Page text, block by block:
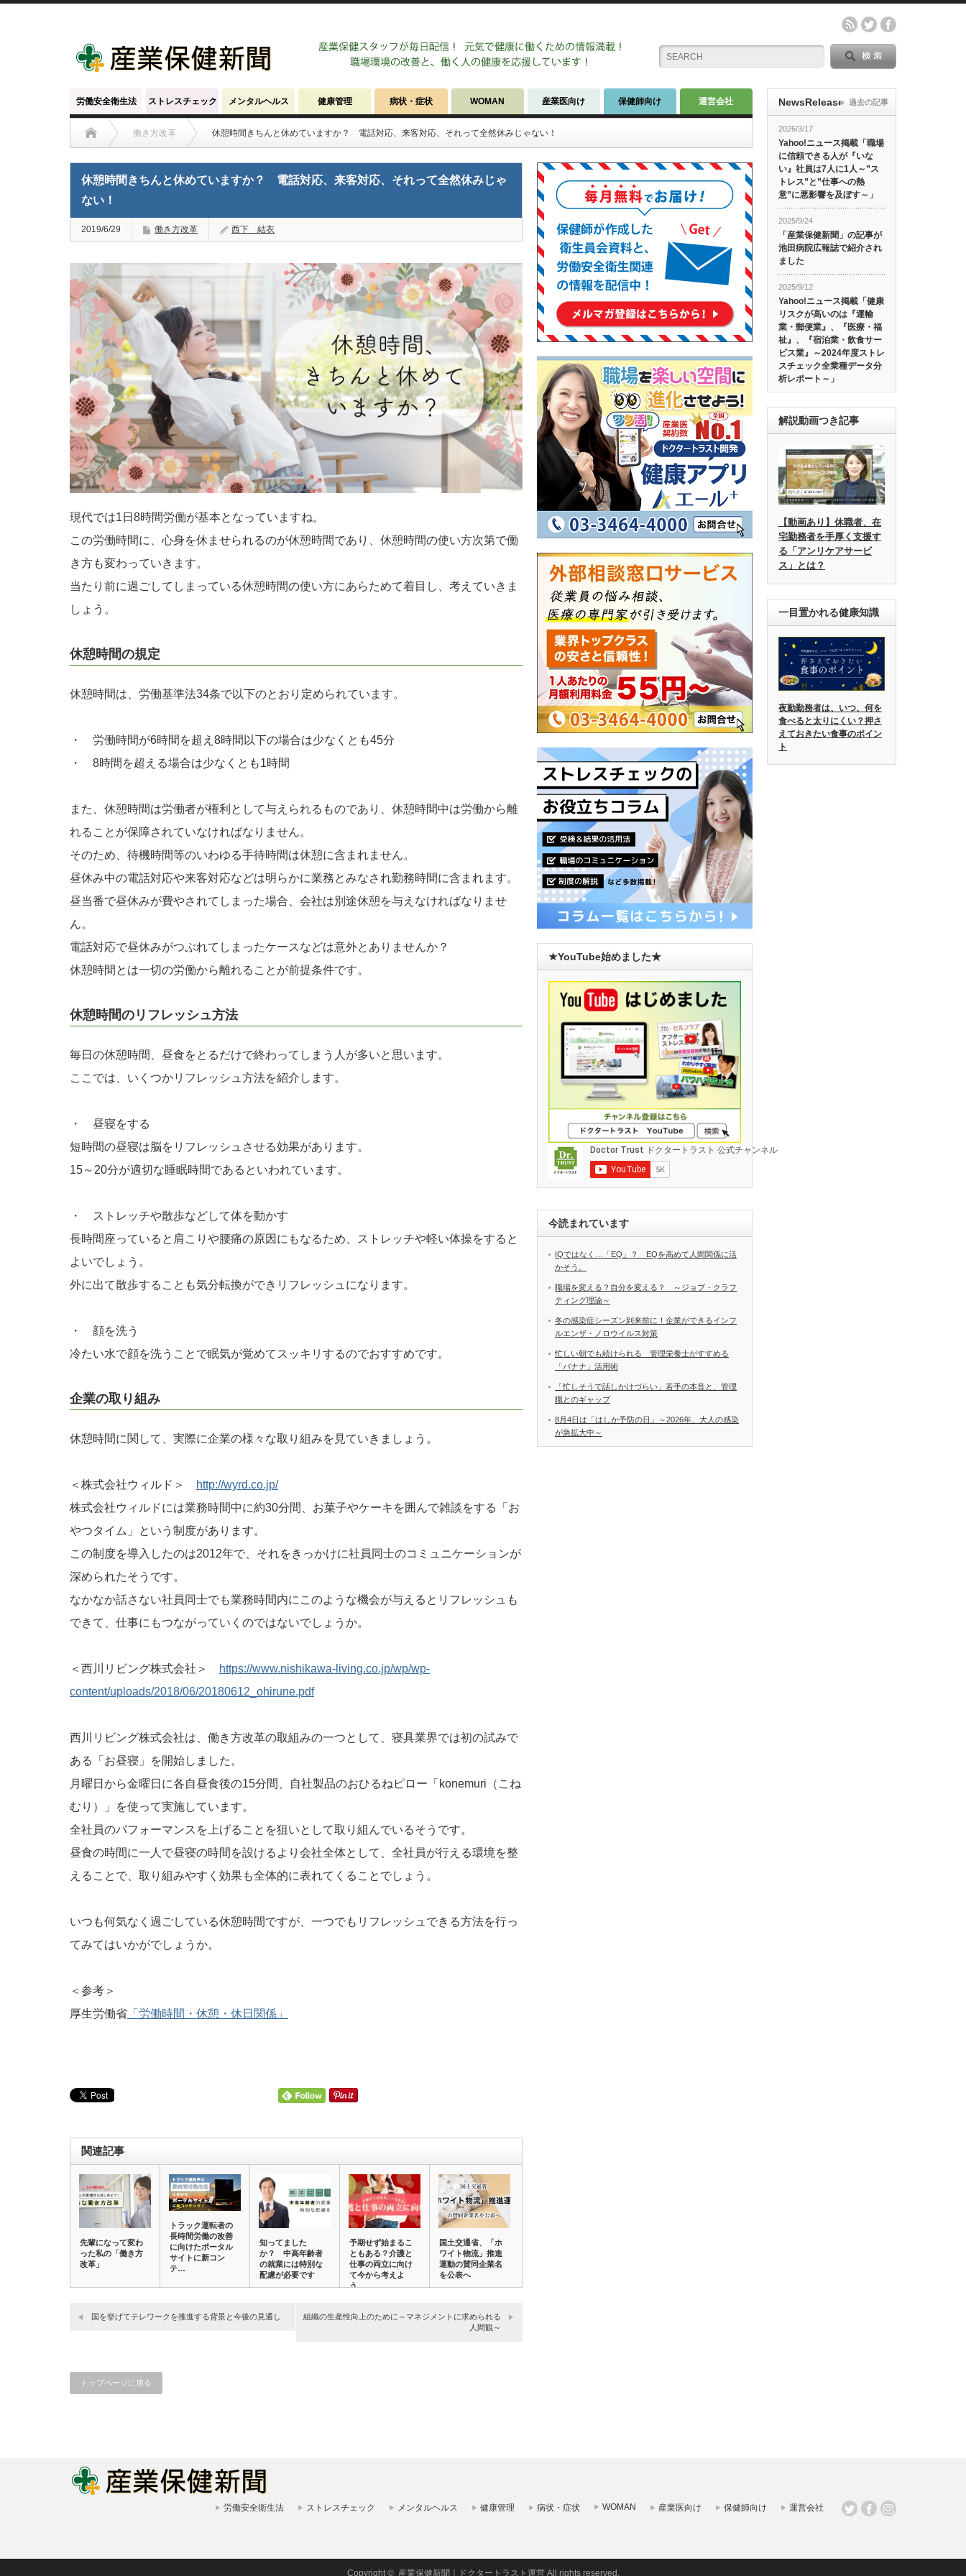
労働安全衛生法 ストレスチェック メンタルヘルス 健康管理 病状・症状 WOMAN 産業医向け 保健師向け 運営会社
働き方改革 休憩時間きちんと休めていますか？ 電話対応、来客対応、それって全然休みじゃない！
休憩時間きちんと休めていますか？ 電話対応、来客対応、それって全然休みじゃ
ない！
2019/6/29 働き方改革 西下 結衣
現代では1日8時間労働が基本となっていますね。
この労働時間に、心身を休ませられるのが休憩時間であり、休憩時間の使い方次第で働
き方も変わっていきます。
当たり前に過ごしてしまっている休憩時間の使い方にあらためて着目し、考えていきま
しょう。
休憩時間の規定
休憩時間は、労働基準法34条で以下のとおり定められています。
・ 労働時間が6時間を超え8時間以下の場合は少なくとも45分
・ 8時間を超える場合は少なくとも1時間
また、休憩時間は労働者が権利として与えられるものであり、休憩時間中は労働から離
れることが保障されていなければなりません。
そのため、待機時間等のいわゆる手待時間は休憩に含まれません。
昼休み中の電話対応や来客対応などは明らかに業務とみなされ勤務時間に含まれます。
昼当番で昼休みが費やされてしまった場合、会社は別途休憩を与えなければなりませ
ん。
電話対応で昼休みがつぶれてしまったケースなどは意外とありませんか？
休憩時間とは一切の労働から離れることが前提条件です。
休憩時間のリフレッシュ方法
毎日の休憩時間、昼食をとるだけで終わってしまう人が多いと思います。
ここでは、いくつかリフレッシュ方法を紹介します。
・ 昼寝をする
短時間の昼寝は脳をリフレッシュさせる効果があります。
15～20分が適切な睡眠時間であるといわれています。
・ ストレッチや散歩などして体を動かす
長時間座っていると肩こりや腰痛の原因にもなるため、ストレッチや軽い体操をすると
よいでしょう。
外に出て散歩することも気分転換ができリフレッシュになります。
・ 顔を洗う
冷たい水で顔を洗うことで眠気が覚めてスッキリするのでおすすめです。
企業の取り組み
休憩時間に関して、実際に企業の様々な取り組みを見ていきましょう。
＜株式会社ウィルド＞
http://wyrd.co.jp/
株式会社ウィルドには業務時間中に約30分間、お菓子やケーキを囲んで雑談をする「お
やつタイム」という制度があります。
この制度を導入したのは2012年で、それをきっかけに社員同士のコミュニケーションが
深められたそうです。
なかなか話さない社員同士でも業務時間内にこのような機会が与えるとリフレッシュも
できて、仕事にもつながっていくのではないでしょうか。
＜西川リビング株式会社＞
https://www.nishikawa-living.co.jp/wp/wp-
content/uploads/2018/06/20180612_ohirune.pdf
西川リビング株式会社は、働き方改革の取組みの一つとして、寝具業界では初の試みで
ある「お昼寝」を開始しました。
月曜日から金曜日に各自昼食後の15分間、自社製品のおひるねピロー「konemuri（こね
むり）」を使って実施しています。
全社員のパフォーマンスを上げることを狙いとして取り組んでいるそうです。
昼食の時間に一人で昼寝の時間を設けるより会社全体として、全社員が行える環境を整
えることで、取り組みやすく効果も全体的に表れてくることでしょう。
いつも何気なく過ごしている休憩時間ですが、一つでもリフレッシュできる方法を行っ
てみてはいかがでしょうか。
＜参考＞
厚生労働省 「労働時間・休憩・休日関係」
関連記事
先輩になって変わ
った私の「働き方
改革」
トラック運転者の
長時間労働の改善
に向けたポータル
サイトに新コン
テ…
知ってました
か？ 中高年齢者
の就業には特別な
配慮が必要です
予期せず始まるこ
ともある？介護と
仕事の両立に向け
て今から考えよ
う…
国土交通省、「ホ
ワイト物流」推進
運動の賛同企業名
を公表へ
国を挙げてテレワークを推進する背景と今後の見通し
組織の生産性向上のために～マネジメントに求められる
人間観～
トップページに戻る
★YouTube始めました★
今読まれています
IQではなく…「EQ」？ EQを高めて人間関係に活
かそう。
職場を変える？自分を変える？ ～ジョブ・クラフ
ティング理論～
冬の感染症シーズン到来前に！企業ができるインフ
ルエンザ・ノロウイルス対策
忙しい朝でも続けられる 管理栄養士がすすめる
「バナナ」活用術
「忙しそうで話しかけづらい」若手の本音と、管理
職とのギャップ
8月4日は「はしか予防の日」～2026年、大人の感染
が急拡大中～
NewsRelease
2026/3/17
Yahoo!ニュース掲載「職場
に信頼できる人が『いな
い』社員は7人に1人～”ス
トレス”と”仕事への熱
意”に悪影響を及ぼす～」
2025/9/24
「産業保健新聞」の記事が
池田病院広報誌で紹介され
ました
2025/9/12
Yahoo!ニュース掲載「健康
リスクが高いのは『運輸
業・郵便業』、『医療・福
祉』、『宿泊業・飲食サー
ビス業』～2024年度ストレ
スチェック全業種データ分
析レポート～」
過去の記事
解説動画つき記事
【動画あり】休職者、在
宅勤務者を手厚く支援す
る「アンリケアサービ
ス」とは？
一目置かれる健康知識
夜勤勤務者は、いつ、何を
食べると太りにくい？押さ
えておきたい食事のポイン
ト
労働安全衛生法 ストレスチェック メンタルヘルス 健康管理 病状・症状 WOMAN 産業医向け 保健師向け 運営会社
Copyright © 産業保健新聞｜ドクタートラスト運営All rights reserved.